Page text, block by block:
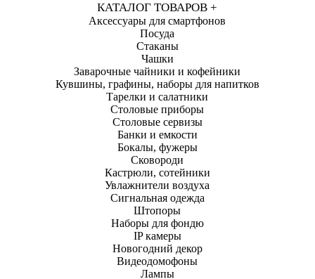
КАТАЛОГ ТОВАРОВ +
Аксессуары для смартфонов
Посуда
Стаканы
Чашки
Заварочные чайники и кофейники
Кувшины, графины, наборы для напитков
Тарелки и салатники
Столовые приборы
Столовые сервизы
Банки и емкости
Бокалы, фужеры
Сковороди
Кастрюли, сотейники
Увлажнители воздуха
Сигнальная одежда
Штопоры
Наборы для фондю
IP камеры
Новогодний декор
Видеодомофоны
Лампы